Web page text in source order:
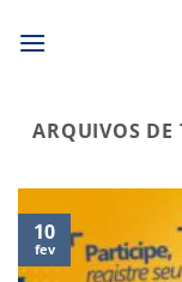
ARQUIVOS DE
10
fev